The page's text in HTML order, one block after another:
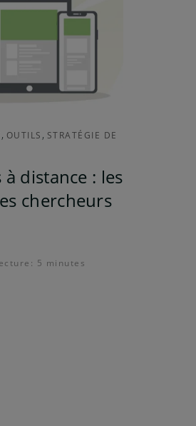
, OUTILS , STRATÉGIE DE
distance : les
chercheurs
5 minutes